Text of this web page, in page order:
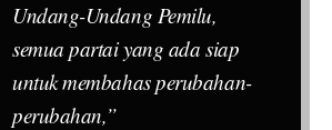
Undang-Undang Pemilu,
semua partai yang ada siap
untuk membahas perubahan-
perubahan,”